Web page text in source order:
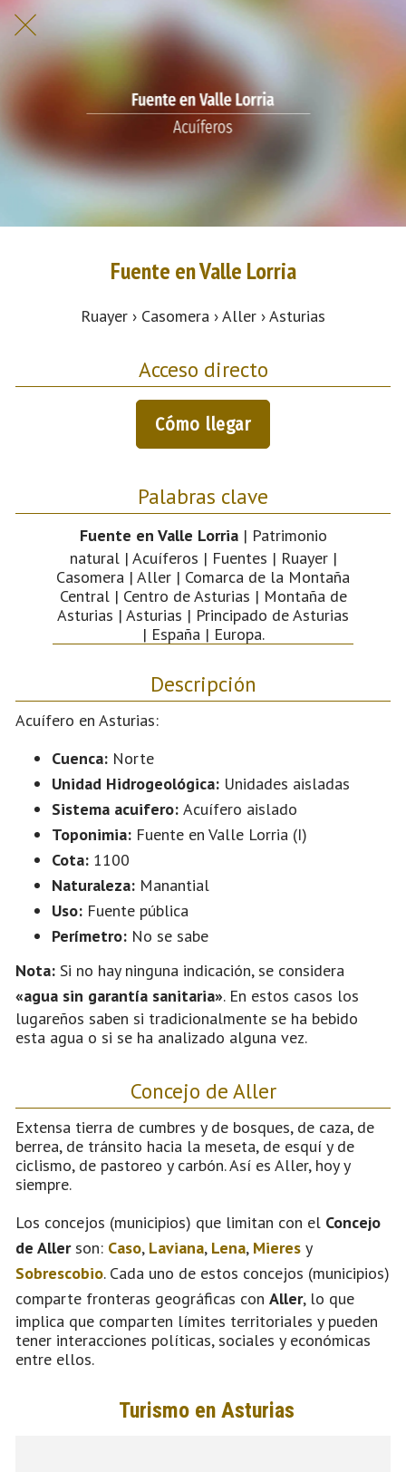
Fuente en Valle Lorria
Ruayer › Casomera › Aller › Asturias
Acceso directo
Cómo llegar
Palabras clave
Fuente en Valle Lorria| Patrimonio
natural | Acuíferos | Fuentes | Ruayer |
Casomera | Aller | Comarca de la Montaña
Central | Centro de Asturias | Montaña de
Asturias | Asturias | Principado de Asturias
| España | Europa.
Descripción
Acuífero en Asturias:
Cuenca: Norte
Unidad Hidrogeológica: Unidades aisladas
Sistema acuifero: Acuífero aislado
Toponimia: Fuente en Valle Lorria (I)
Cota: 1100
Naturaleza: Manantial
Uso: Fuente pública
Perímetro: No se sabe
Nota: Si no hay ninguna indicación, se considera
«agua sin garantía sanitaria». En estos casos los
lugareños saben si tradicionalmente se ha bebido
esta agua o si se ha analizado alguna vez.
Concejo de Aller
Extensa tierra de cumbres y de bosques, de caza, de
berrea, de tránsito hacia la meseta, de esquí y de
ciclismo, de pastoreo y carbón. Así es Aller, hoy y
siempre.
Los concejos (municipios) que limitan con el Concejo
de Allerson: Caso, Laviana, Lena, Mieres y
Sobrescobio. Cada uno de estos concejos (municipios)
comparte fronteras geográficas con Aller, lo que
implica que comparten límites territoriales y pueden
tener interacciones políticas, sociales y económicas
entre ellos.